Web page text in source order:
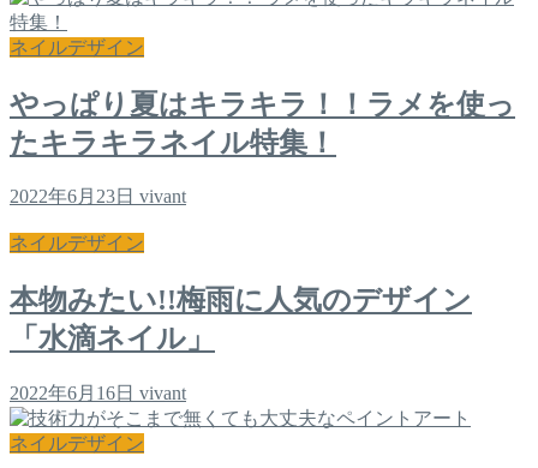
ネイルデザイン
やっぱり夏はキラキラ！！ラメを使っ
たキラキラネイル特集！
2022年6月23日 vivant
ネイルデザイン
本物みたい!!梅雨に人気のデザイン
「水滴ネイル」
2022年6月16日 vivant
ネイルデザイン